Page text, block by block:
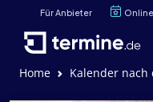
Für Anbieter
Home Kalender nach